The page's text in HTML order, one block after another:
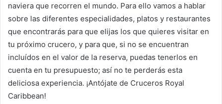
naviera que recorren el mundo. Para ello vamos a hablar
sobre las diferentes especialidades, platos y restaurantes
que encontrarás para que elijas los que quieres visitar en
tu próximo crucero, y para que, si no se encuentran
incluídos en el valor de la reserva, puedas tenerlos en
cuenta en tu presupuesto; así no te perderás esta
deliciosa experiencia. ¡Antójate de Cruceros Royal
Caribbean!